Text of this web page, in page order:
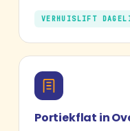
VERHUISLIFT
Portiekflat in